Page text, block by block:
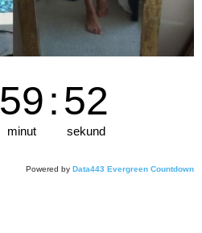
59
minut
:50
sekund
Powered by Data443 Evergreen Countdown